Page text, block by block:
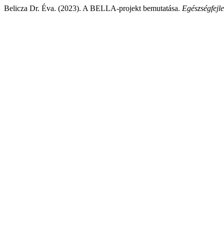
Belicza Dr. Éva. (2023). A BELLA-projekt bemutatása.